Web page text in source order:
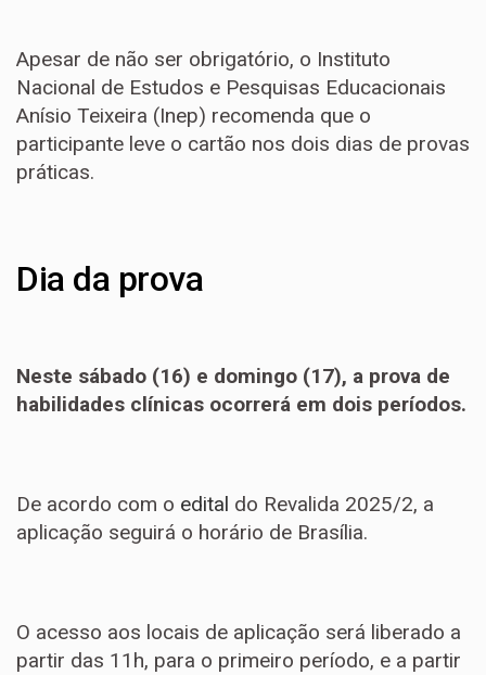
Apesar de não ser obrigatório, o Instituto
Nacional de Estudos e Pesquisas Educacionais
Anísio Teixeira (Inep) recomenda que o
participante leve o cartão nos dois dias de provas
práticas.
Dia da prova
Neste sábado (16) e domingo (17), a prova de
habilidades clínicas ocorrerá em dois períodos.
De acordo com o edital do Revalida 2025/2, a
aplicação seguirá o horário de Brasília.
O acesso aos locais de aplicação será liberado a
partir das 11h, para o primeiro período, e a partir